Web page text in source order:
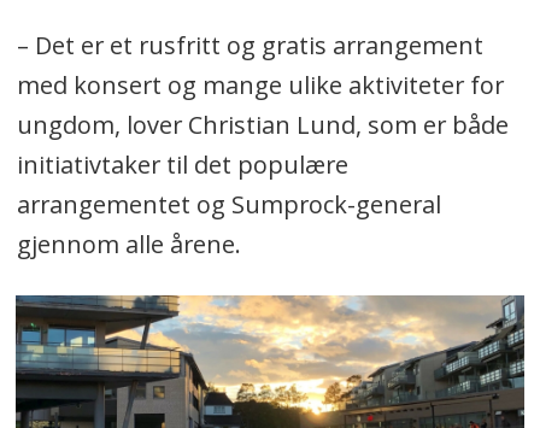
– Det er et rusfritt og gratis arrangement
med konsert og mange ulike aktiviteter for
ungdom, lover Christian Lund, som er både
initiativtaker til det populære
arrangementet og Sumprock-general
gjennom alle årene.